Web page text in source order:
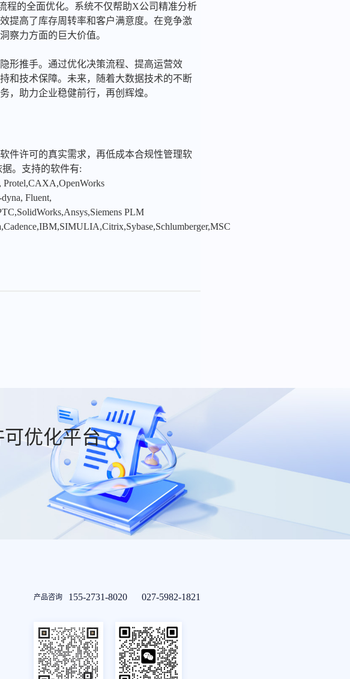
程的全面优化。系统不仅帮助X公司精准分析
提高了库存周转率和客户满意度。在竞争激
察力方面的巨大价值。
形推手。通过优化决策流程、提高运营效
和技术保障。未来，随着大数据技术的不断
，助力企业稳健前行，再创辉煌。
件许可的真实需求，再低成本合规性管理软
。支持的软件有:
Fluent,
PLM
优化平台
产品咨询 155-2731-8020 027-5982-1821